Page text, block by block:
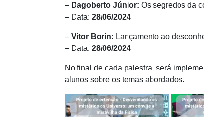
– Dagoberto Júnior: Os segredos da
– Data: 28/06/2024
– Vitor Borin: Lançamento ao
– Data: 28/06/2024
No final de cada palestra, será
alunos sobre os temas abordados.